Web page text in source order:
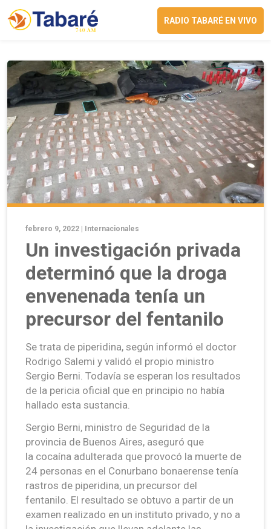
RADIO TABARÉ EN VIVO
febrero 9, 2022 | Internacionales
Un investigación privada
determinó que la droga
envenenada tenía un
precursor del fentanilo
Se trata de piperidina, según informó el doctor
Rodrigo Salemi y validó el propio ministro
Sergio Berni. Todavía se esperan los resultados
de la pericia oficial que en principio no había
hallado esta sustancia.
Sergio Berni, ministro de Seguridad de la
provincia de Buenos Aires, aseguró que
la cocaína adulterada que provocó la muerte de
24 personas en el Conurbano bonaerense tenía
rastros de piperidina, un precursor del
fentanilo. El resultado se obtuvo a partir de un
examen realizado en un instituto privado, y no a